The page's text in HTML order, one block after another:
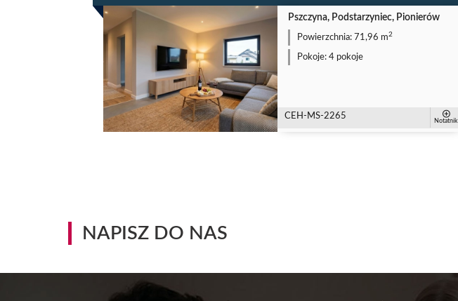
Pszczyna, Podstarzyniec, Pionierów
Powierzchnia:71,96 m2
Pokoje:4 pokoje
CEH-MS-2265 Notatnik
NAPISZ DO NAS